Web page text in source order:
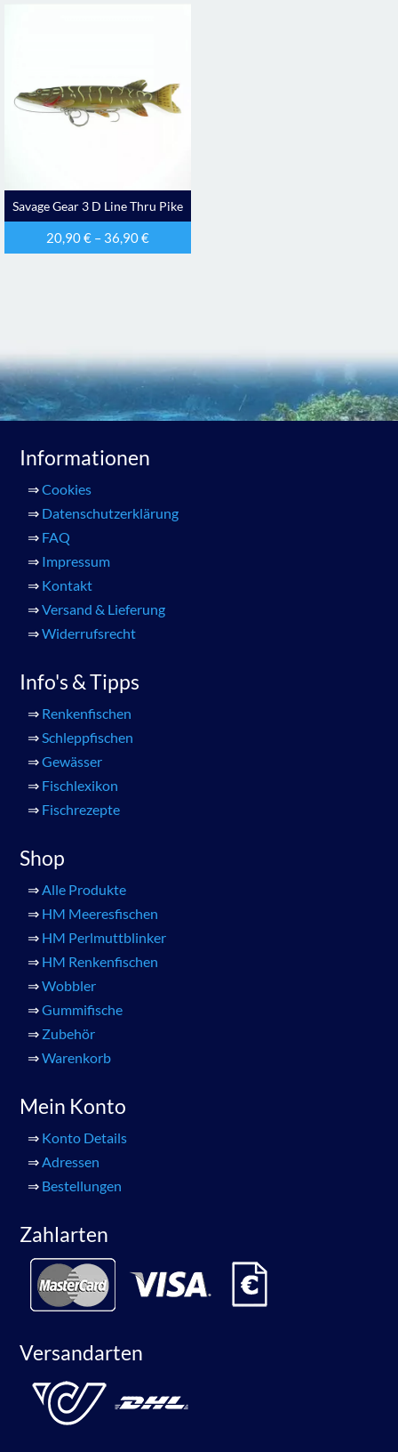
Savage Gear 3 D Line Thru Pike
20,90€ – 36,90€
Informationen
⇒Cookies
⇒ Datenschutzerklärung
⇒ FAQ
⇒ Impressum
⇒ Kontakt
⇒Versand & Lieferung
⇒Widerrufsrecht
Info's & Tipps
⇒ Renkenfischen
⇒Schleppfischen
⇒Gewässer
⇒ Fischlexikon
⇒ Fischrezepte
Shop
⇒Alle Produkte
⇒ HM Meeresfischen
⇒ HM Perlmuttblinker
⇒ HM Renkenfischen
⇒Wobbler
⇒Gummifische
⇒ Zubehör
⇒Warenkorb
Mein Konto
⇒ Konto Details
⇒Adressen
⇒ Bestellungen
Zahlarten
Versandarten